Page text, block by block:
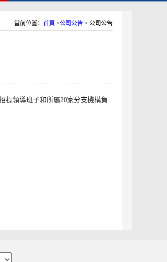
當前位置： 首頁 >公司公告 > 公司公告
標領導班子和所屬20家分支機構負